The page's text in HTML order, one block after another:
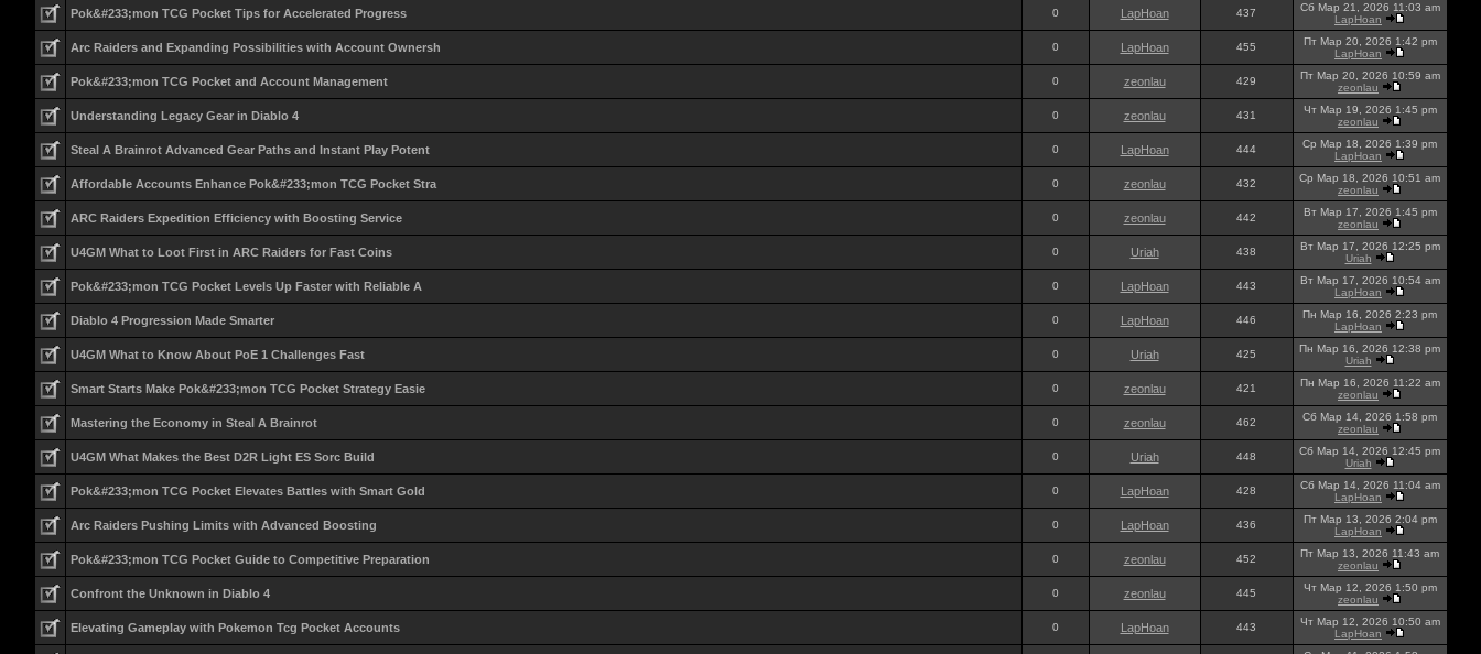
Pok&#233;mon TCG Pocket Tips for Accelerated Progress 0 LapHoan 437
Сб Мар 21, 2026 11:03 am
LapHoan
Arc Raiders and Expanding Possibilities with Account Ownersh 0 LapHoan 455
Пт Мар 20, 2026 1:42 pm
LapHoan
Pok&#233;mon TCG Pocket and Account Management 0 zeonlau 429
Пт Мар 20, 2026 10:59 am
zeonlau
Understanding Legacy Gear in Diablo 4 0 zeonlau 431
Чт Мар 19, 2026 1:45 pm
zeonlau
Steal A Brainrot Advanced Gear Paths and Instant Play Potent 0 LapHoan 444
Ср Мар 18, 2026 1:39 pm
LapHoan
Affordable Accounts Enhance Pok&#233;mon TCG Pocket Stra 0 zeonlau 432
Ср Мар 18, 2026 10:51 am
zeonlau
ARC Raiders Expedition Efficiency with Boosting Service 0 zeonlau 442
Вт Мар 17, 2026 1:45 pm
zeonlau
U4GM What to Loot First in ARC Raiders for Fast Coins 0 Uriah 438
Вт Мар 17, 2026 12:25 pm
Uriah
Pok&#233;mon TCG Pocket Levels Up Faster with Reliable A 0 LapHoan 443
Вт Мар 17, 2026 10:54 am
LapHoan
Diablo 4 Progression Made Smarter 0 LapHoan 446
Пн Мар 16, 2026 2:23 pm
LapHoan
U4GM What to Know About PoE 1 Challenges Fast 0 Uriah 425
Пн Мар 16, 2026 12:38 pm
Uriah
Smart Starts Make Pok&#233;mon TCG Pocket Strategy Easie 0 zeonlau 421
Пн Мар 16, 2026 11:22 am
zeonlau
Mastering the Economy in Steal A Brainrot 0 zeonlau 462
Сб Мар 14, 2026 1:58 pm
zeonlau
U4GM What Makes the Best D2R Light ES Sorc Build 0 Uriah 448
Сб Мар 14, 2026 12:45 pm
Uriah
Pok&#233;mon TCG Pocket Elevates Battles with Smart Gold 0 LapHoan 428
Сб Мар 14, 2026 11:04 am
LapHoan
Arc Raiders Pushing Limits with Advanced Boosting 0 LapHoan 436
Пт Мар 13, 2026 2:04 pm
LapHoan
Pok&#233;mon TCG Pocket Guide to Competitive Preparation 0 zeonlau 452
Пт Мар 13, 2026 11:43 am
zeonlau
Confront the Unknown in Diablo 4 0 zeonlau 445
Чт Мар 12, 2026 1:50 pm
zeonlau
Elevating Gameplay with Pokemon Tcg Pocket Accounts 0 LapHoan 443
Чт Мар 12, 2026 10:50 am
LapHoan